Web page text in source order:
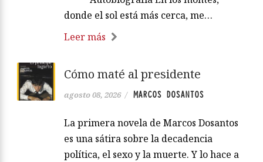
donde el sol está más cerca, me…
Leer más
Cómo maté al presidente
agosto 08, 2026 / MARCOS DOSANTOS
La primera novela de Marcos Dosantos
es una sátira sobre la decadencia
política, el sexo y la muerte. Y lo hace a